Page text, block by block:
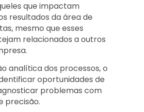
que impactam
resultados da área de
mesmo que esses
relacionados a outros
analítica dos processos, o
oportunidades de
problemas com
precisão.